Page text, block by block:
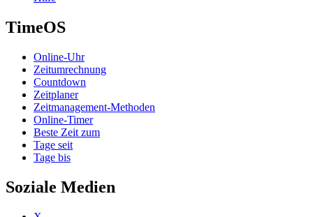
TimeOS
Online-Uhr
Zeitumrechnung
Countdown
Zeitplaner
Zeitmanagement-Methoden
Online-Timer
Beste Zeit zum
Tage seit
Tage bis
Soziale Medien